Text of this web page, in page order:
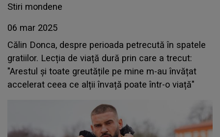
Stiri mondene
06 mar 2025
Călin Donca, despre perioada petrecută în spatele
gratiilor. Lecția de viață dură prin care a trecut:
"Arestul și toate greutățile pe mine m-au învățat
accelerat ceea ce alții învață poate într-o viață"